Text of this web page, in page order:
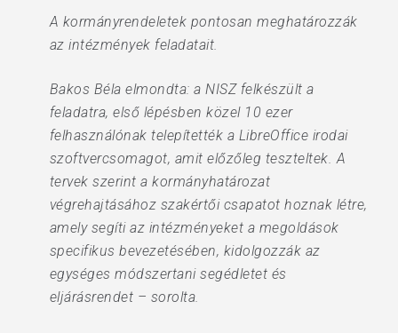
A kormányrendeletek pontosan meghatározzák
az intézmények feladatait.
Bakos Béla elmondta: a NISZ felkészült a
feladatra, első lépésben közel 10 ezer
felhasználónak telepítették a LibreOffice irodai
szoftvercsomagot, amit előzőleg teszteltek. A
tervek szerint a kormányhatározat
végrehajtásához szakértői csapatot hoznak létre,
amely segíti az intézményeket a megoldások
specifikus bevezetésében, kidolgozzák az
egységes módszertani segédletet és
eljárásrendet – sorolta.